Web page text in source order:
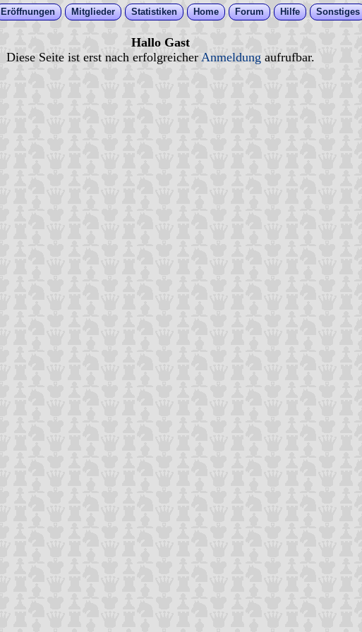
Eröffnungen Mitglieder Statistiken Home Forum Hilfe Sonstiges
Hallo Gast
Diese Seite ist erst nach erfolgreicher Anmeldung aufrufbar.